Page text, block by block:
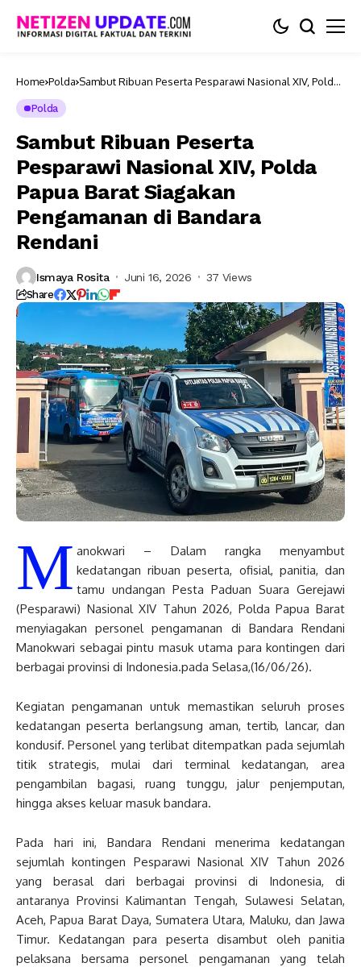
Home Polda Sambut Ribuan Peserta Pesparawi Nasional XIV, Polda
Polda
Sambut Ribuan Peserta
Pesparawi Nasional XIV, Polda
Papua Barat Siagakan
Pengamanan di Bandara
Rendani
Ismaya Rosita Juni 16, 2026 37 Views
Share
M anokwari – Dalam rangka menyambut
kedatangan ribuan peserta, ofisial, panitia, dan
tamu undangan Pesta Paduan Suara Gerejawi
(Pesparawi) Nasional XIV Tahun 2026, Polda Papua Barat
menyiagakan personel pengamanan di Bandara Rendani
Manokwari sebagai pintu masuk utama para kontingen dari
berbagai provinsi di Indonesia.pada Selasa,(16/06/26).
Kegiatan pengamanan untuk memastikan seluruh proses
kedatangan peserta berlangsung aman, tertib, lancar, dan
kondusif. Personel yang terlibat ditempatkan pada sejumlah
titik strategis, mulai dari terminal kedatangan, area
pengambilan bagasi, ruang tunggu, jalur penjemputan,
hingga akses keluar masuk bandara.
Pada hari ini, Bandara Rendani menerima kedatangan
sejumlah kontingen Pesparawi Nasional XIV Tahun 2026
yang berasal dari berbagai provinsi di Indonesia, di
antaranya Provinsi Kalimantan Tengah, Sulawesi Selatan,
Aceh, Papua Barat Daya, Sumatera Utara, Maluku, dan Jawa
Timur. Kedatangan para peserta disambut oleh panitia
pelaksana bersama personel pengamanan yang telah